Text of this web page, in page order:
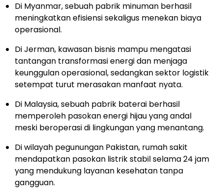
Di Myanmar, sebuah pabrik minuman berhasil
meningkatkan efisiensi sekaligus menekan biaya
operasional.
Di Jerman, kawasan bisnis mampu mengatasi
tantangan transformasi energi dan menjaga
keunggulan operasional, sedangkan sektor logistik
setempat turut merasakan manfaat nyata.
Di Malaysia, sebuah pabrik baterai berhasil
memperoleh pasokan energi hijau yang andal
meski beroperasi di lingkungan yang menantang.
Di wilayah pegunungan Pakistan, rumah sakit
mendapatkan pasokan listrik stabil selama 24 jam
yang mendukung layanan kesehatan tanpa
gangguan.